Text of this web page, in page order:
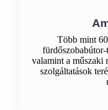
Több mint
valamint a műszaki
szolgáltatások